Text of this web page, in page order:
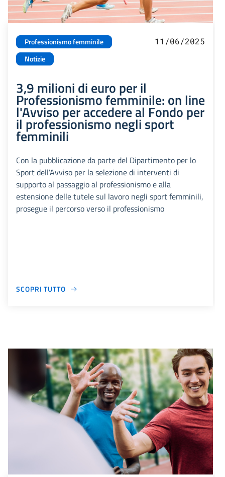
Professionismo femminile
Notizie
11/06/2025
3,9 milioni di euro per il
Professionismo femminile: on line
l'Avviso per accedere al Fondo per
il professionismo negli sport
femminili
Con la pubblicazione da parte del Dipartimento per lo
Sport dell’Avviso per la selezione di interventi di
supporto al passaggio al professionismo e alla
estensione delle tutele sul lavoro negli sport femminili,
prosegue il percorso verso il professionismo
SCOPRI TUTTO